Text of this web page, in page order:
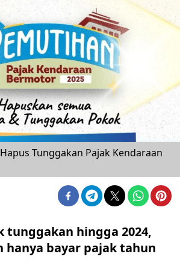
Tunggakan Pajak Kendaraan
tunggakan hingga 2024,
hanya bayar pajak tahun